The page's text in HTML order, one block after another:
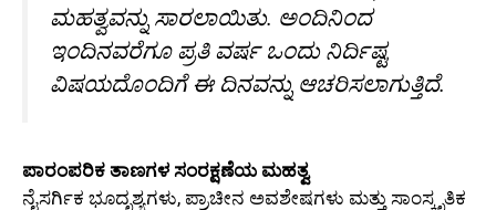
ಮಹತ್ವವನ್ನು ಸಾರಲಾಯಿತು. ಅಂದಿನಿಂದ
ಇಂದಿನವರೆಗೂ ಪ್ರತಿ ವರ್ಷ ಒಂದು ನಿರ್ದಿಷ್ಟ
ವಿಷಯದೊಂದಿಗೆ ಈ ದಿನವನ್ನು ಆಚರಿಸಲಾಗುತ್ತಿದೆ.
ಪಾರಂಪರಿಕ ತಾಣಗಳ ಸಂರಕ್ಷಣೆಯ ಮಹತ್ವ
ನೈಸರ್ಗಿಕ ಭೂದೃಶ್ಯಗಳು, ಪ್ರಾಚೀನ ಅವಶೇಷಗಳು ಮತ್ತು ಸಾಂಸ್ಕೃತಿಕ